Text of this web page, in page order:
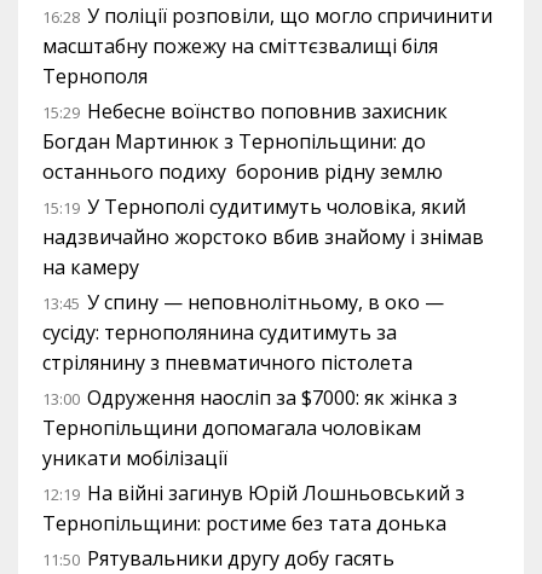
16:28 У поліції розповіли, що могло спричинити
масштабну пожежу на сміттєзвалищі біля
Тернополя
15:29 Небесне воїнство поповнив захисник
Богдан Мартинюк з Тернопільщини: до
останнього подиху боронив рідну землю
15:19 У Тернополі судитимуть чоловіка, який
надзвичайно жорстоко вбив знайому і знімав
на камеру
13:45 У спину — неповнолітньому, в око —
сусіду: тернополянина судитимуть за
стрілянину з пневматичного пістолета
13:00 Одруження наосліп за $7000: як жінка з
Тернопільщини допомагала чоловікам
уникати мобілізації
12:19 На війні загинув Юрій Лошньовський з
Тернопільщини: ростиме без тата донька
11:50 Рятувальники другу добу гасять